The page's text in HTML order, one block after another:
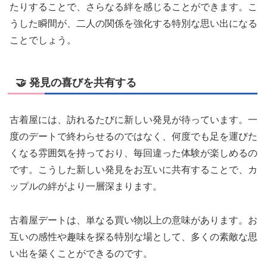
たりすることで、さらなる絆を感じることができます。こ
うした瞬間が、二人の関係を強化する特別な思い出になる
ことでしょう。
🤝 発見の喜びを共有する
古着屋には、訪れるたびに新しい発見が待っています。一
度のデートで終わらせるのではなく、何度でも足を運びた
くなる雰囲気を持っており、毎回違った体験が楽しめるの
です。こうした新しい発見をお互いに共有することで、カ
ップルの絆がより一層深まります。
古着屋デートは、単なる買い物以上の意味があります。お
互いの感性や趣味を探る特別な場として、多くの素敵な思
い出を築くことができるのです。